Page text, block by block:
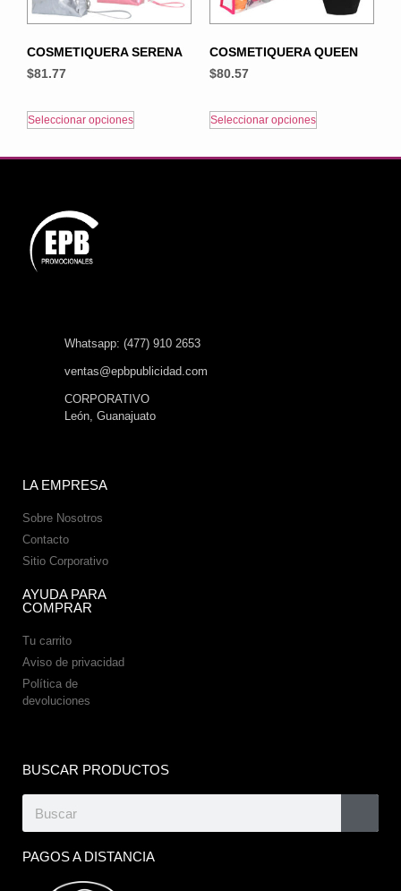
COSMETIQUERA SERENA
$81.77
Seleccionar opciones
COSMETIQUERA QUEEN
$80.57
Seleccionar opciones
Whatsapp: (477) 910 2653
ventas@epbpublicidad.com
CORPORATIVO
León, Guanajuato
LA EMPRESA
Sobre Nosotros
Contacto
Sitio Corporativo
AYUDA PARA
COMPRAR
Tu carrito
Aviso de privacidad
Política de
devoluciones
BUSCAR PRODUCTOS
PAGOS A DISTANCIA